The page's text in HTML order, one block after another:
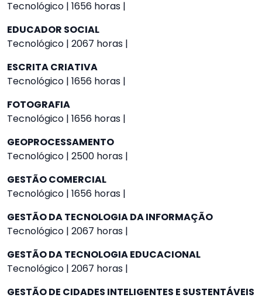
Tecnológico | 1656 horas |
EDUCADOR SOCIAL
Tecnológico | 2067 horas |
ESCRITA CRIATIVA
Tecnológico | 1656 horas |
FOTOGRAFIA
Tecnológico | 1656 horas |
GEOPROCESSAMENTO
Tecnológico | 2500 horas |
GESTÃO COMERCIAL
Tecnológico | 1656 horas |
GESTÃO DA TECNOLOGIA DA INFORMAÇÃO
Tecnológico | 2067 horas |
GESTÃO DA TECNOLOGIA EDUCACIONAL
Tecnológico | 2067 horas |
GESTÃO DE CIDADES INTELIGENTES E SUSTENTÁVEIS